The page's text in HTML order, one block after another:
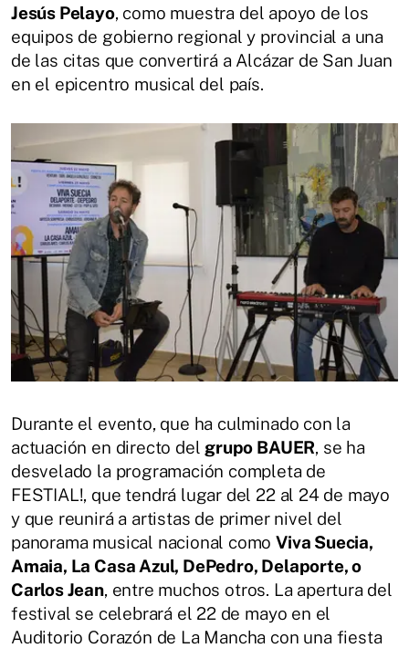
Jesús Pelayo, como muestra del apoyo de los
equipos de gobierno regional y provincial a una
de las citas que convertirá a Alcázar de San Juan
en el epicentro musical del país.
Durante el evento, que ha culminado con la
actuación en directo del grupo BAUER, se ha
desvelado la programación completa de
FESTIAL!, que tendrá lugar del 22 al 24 de mayo
y que reunirá a artistas de primer nivel del
panorama musical nacional comoViva Suecia,
Amaia, La Casa Azul, DePedro, Delaporte, o
Carlos Jean, entre muchos otros. La apertura del
festival se celebrará el 22 de mayo en el
Auditorio Corazón de La Mancha con una fiesta